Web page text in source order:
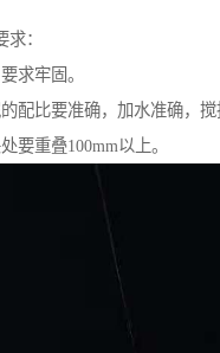
：
求牢固。
配比要准确，加水准确，搅
要重叠100mm以上。